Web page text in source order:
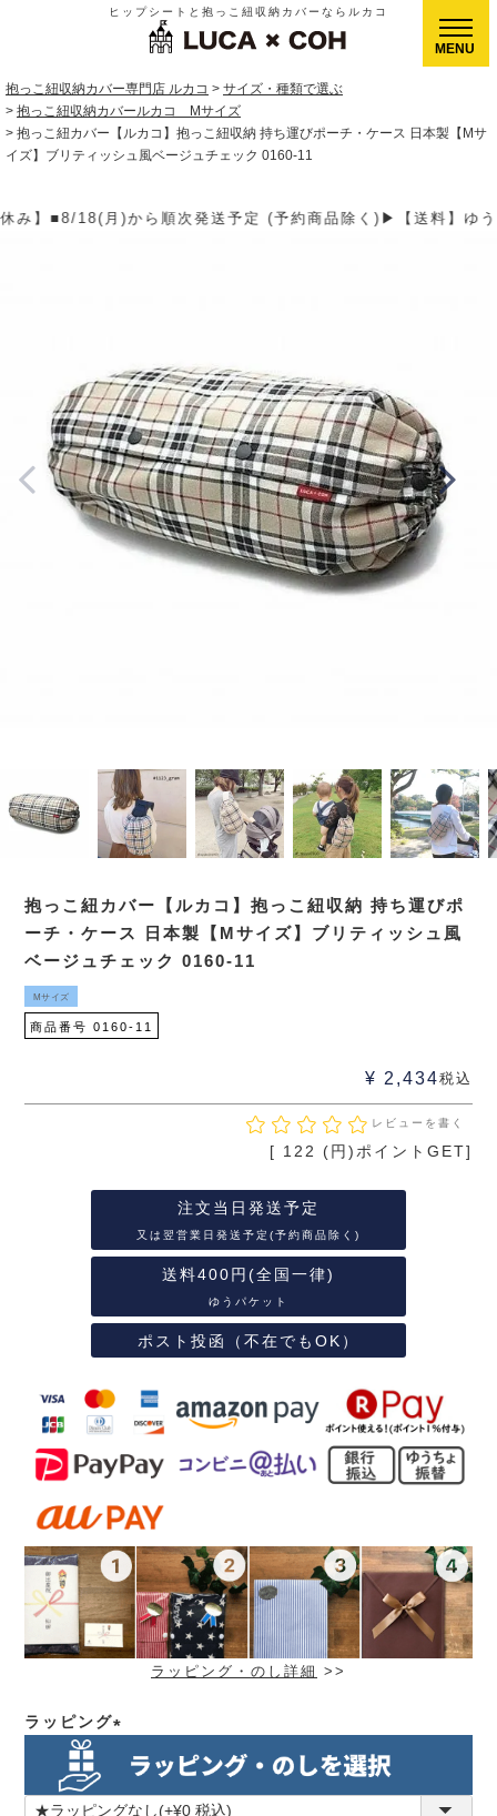
ヒップシートと抱っこ紐収納カバーならルカコ
抱っこ紐収納カバー専門店 ルカコ
サイズ・種類で選ぶ
抱っこ紐収納カバールカコ Mサイズ
抱っこ紐カバー【ルカコ】抱っこ紐収納 持ち運びポーチ・ケース 日本製【Mサ
イズ】ブリティッシュ風ベージュチェック 0160-11
送料】ゆうパケット400円(全国一律)、ゆうパック900円(
抱っこ紐カバー【ルカコ】抱っこ紐収納 持ち運びポ
ーチ・ケース 日本製【Mサイズ】ブリティッシュ風
ベージュチェック 0160-11
Mサイズ
商品番号 0160-11
¥ 2,434税込
レビューを書く
[ 122 (円)ポイントGET]
注文当日発送予定
又は翌営業日発送予定(予約商品除く)
送料400円(全国一律)
ゆうパケット
ポスト投函（不在でもOK）
ラッピング・のし詳細 >>
ラッピング
(必
須)